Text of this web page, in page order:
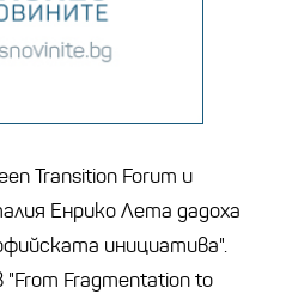
Transition Forum и
Енрико Лета дадоха
инициатива".
Fragmentation to